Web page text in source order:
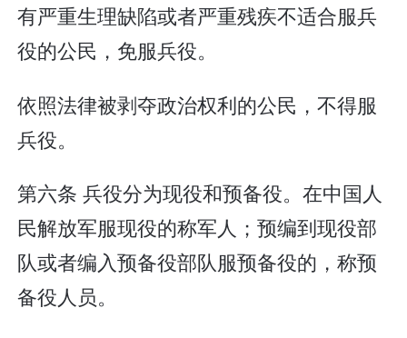
有严重生理缺陷或者严重残疾不适合服兵
役的公民，免服兵役。
依照法律被剥夺政治权利的公民，不得服
兵役。
第六条 兵役分为现役和预备役。在中国人
民解放军服现役的称军人；预编到现役部
队或者编入预备役部队服预备役的，称预
备役人员。